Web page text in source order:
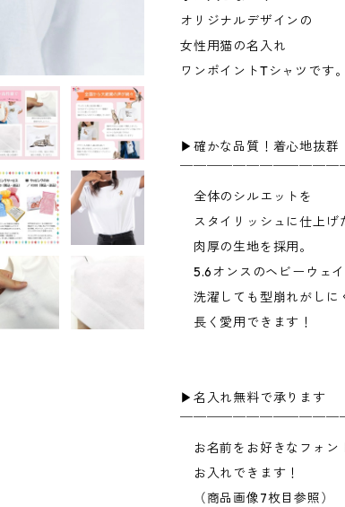
オリジナルデザインの
女性用猫の名入れ
ワンポイントTシャツです。
▶︎確かな品質！着心地抜群
￣￣￣￣￣￣￣￣￣￣￣￣
全体のシルエットを
スタイリッシュに仕上げ
肉厚の生地を採用。
5.6オンスのヘビーウェイ
洗濯しても型崩れがしに
長く愛用できます！
▶︎名入れ無料で承ります
￣￣￣￣￣￣￣￣￣￣￣￣
お名前をお好きなフォン
お入れできます！
（商品画像7枚目参照）